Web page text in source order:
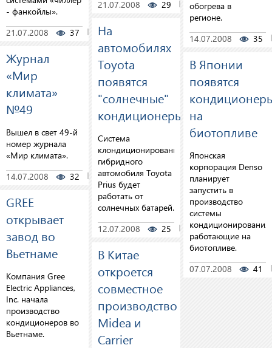
- фанкойлы».
21.07.2008
37 0
Журнал
«Мир
климата»
№49
Вышел в свет 49-й
номер журнала
«Мир климата».
14.07.2008
32 0
GREE
открывает
завод во
Вьетнаме
Компания Gree
Electric Appliances,
Inc. начала
производство
кондиционеров во
Вьетнаме.
21.07.2008
29 0
На
автомобилях
Toyota
появятся
"солнечные"
кондиционеры
Система
клондиционирования
гибридного
автомобиля Toyota
Prius будет
работать от
солнечных батарей.
12.07.2008
25 0
В Китае
откроется
совместное
производство
Midea и
Carrier
обогрева в
регионе.
14.07.2008
35
В Японии
появятся
на
биотопливе
Японская
корпорация Denso
планирует
запустить в
производство
системы
кондиционирования,
работающие на
биотопливе.
07.07.2008
41